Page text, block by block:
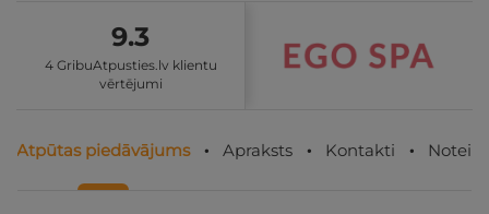
9.3
4 GribuAtpusties.lv klientu
vērtējumi
Atpūtas piedāvājums Apraksts Kontakti